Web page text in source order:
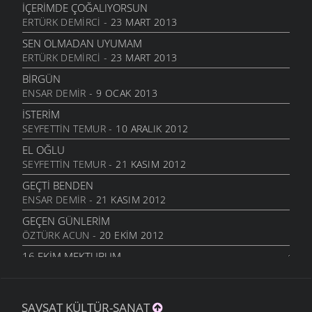
SARI KIZ
16 TEMMUZ 2011
GELIN CANLAR
3 TEMMUZ 2011
ARTVINIM II
29 HAZIRAN 2011
İNANMIŞTIN
26 HAZIRAN 2011
MANILER
10 HAZIRAN 2011
SÜRDÜM ATIMI
3 HAZIRAN 2011
ARKADAŞ
1 HAZIRAN 2011
BIZIM ORDA ESKIDEN
İÇERIMDE ÇOĞALIYORSUN
ERTÜRK DEMIRCI - 23 MART 2013
SEN OLMADAN UYUMAM
ERTÜRK DEMIRCI - 23 MART 2013
BIRGÜN
ENSAR DEMIR - 9 OCAK 2013
İSTERIM
SEYFETTIN TEMUR- 10 ARALIK 2012
EL OĞLU
SEYFETTIN TEMUR- 21 KASIM 2012
GEÇTI BENDEN
ENSAR DEMIR - 21 KASIM 2012
GEÇEN GÜNLERIM
ÖZTÜRK ACUN - 20 EKIM 2012
16.EKIM MEKTUBUM
KIBAR ALTUNAL- 5 EKIM 2012
ŞAVŞAT KÜLTÜR-SANAT